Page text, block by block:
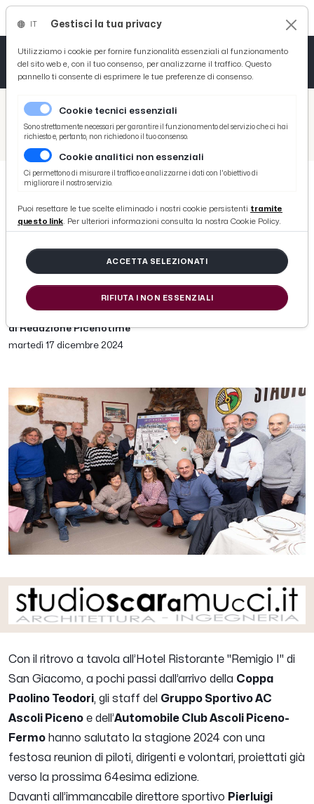
/ Picenotime
/ Coppa Teodori
Coppa Teodori, staff organizzatore celebra il 2024 proiettandosi alla nuova stagione con interessanti novità
Coppa Teodori, staff organizzatore
celebra il 2024 proiettandosi alla
nuova stagione con interessanti
novità
di Redazione Picenotime
martedì 17 dicembre 2024
Con il ritrovo a tavola all’Hotel Ristorante "Remigio I" di
San Giacomo, a pochi passi dall’arrivo della Coppa
Paolino Teodori, gli staff del Gruppo Sportivo AC
Ascoli Piceno e dell’Automobile Club Ascoli Piceno-
Fermo hanno salutato la stagione 2024 con una
festosa reunion di piloti, dirigenti e volontari, proiettati già
verso la prossima 64esima edizione.
Davanti all’immancabile direttore sportivo Pierluigi
Gestisci la tua privacy
Utilizziamo i cookie per fornire funzionalità essenziali al funzionamento
del sito web e, con il tuo consenso, per analizzarne il traffico. Questo
pannello ti consente di esprimere le tue preferenze di consenso.
Cookie tecnici essenziali
Sono strettamente necessari per garantire il funzionamento del servizio che ci hai
richiesto e, pertanto, non richiedono il tuo consenso.
Cookie analitici non essenziali
Ci permettono di misurare il traffico e analizzarne i dati con l'obiettivo di
migliorare il nostro servizio.
Puoi resettare le tue scelte eliminado i nostri cookie persistenti tramite
questo link. Per ulteriori informazioni consulta la nostra Cookie Policy.
ACCETTA SELEZIONATI
RIFIUTA I NON ESSENZIALI
Tutto News
Tutto Sport
Basket
Ciclismo
Tutto Curiosità